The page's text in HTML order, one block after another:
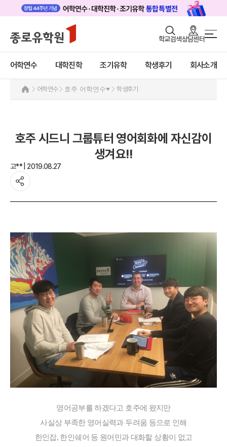
학교검색상담센터
어학연수 대학진학 조기유학 학생후기 회사소개
로그인 회원가입
어학연수
대학진학
조기/캠프
유학가이드
종로유학원
미국
캐나다
영국
호주
과정소개
프로그램
학생후기
몰타
어학연수 정보
어학연수 호주 어학연수 학생후기
호주 시드니 그룹튜터 영어회화에 자신감이
생겨요!!
고** | 2019.08.27
영어공부를 하겠다고 호주에 왔지만
사실상 부족한 영어실력과 두려움 등으로 인해
한인잡, 한인쉐어 등 원어민과 대화할 상황이 없고